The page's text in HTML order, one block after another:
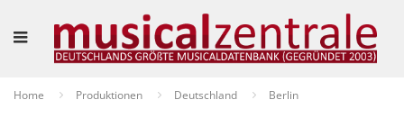
Home Produktionen Deutschland Berlin